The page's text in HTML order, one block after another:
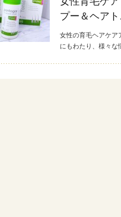
プー＆ヘア
女性の育毛ヘアケア
にもわたり、様々な